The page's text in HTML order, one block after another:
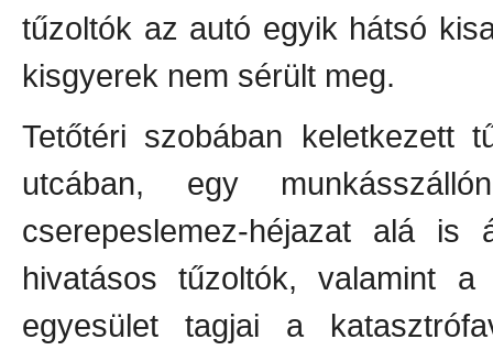
tűzoltók az autó egyik hátsó
kisgyerek nem sérült meg.
Tetőtéri szobában keletkezett
utcában, egy
cserepeslemez-héjazat alá
hivatásos tűzoltók, valamint
egyesület tagjai a